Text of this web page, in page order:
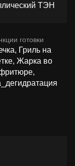
ТЭН
готовки
Гриль на
Жарка во